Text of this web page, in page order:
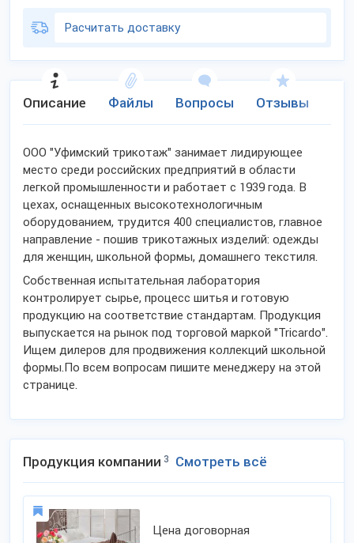
Расчитать доставку
Описание Файлы Вопросы Отзывы
ООО "Уфимский трикотаж" занимает лидирующее
место среди российских предприятий в области
легкой промышленности и работает с 1939 года. В
цехах, оснащенных высокотехнологичным
оборудованием, трудится 400 специалистов, главное
направление - пошив трикотажных изделий: одежды
для женщин, школьной формы, домашнего текстиля.
Собственная испытательная лаборатория
контролирует сырье, процесс шитья и готовую
продукцию на соответствие стандартам. Продукция
выпускается на рынок под торговой маркой "Tricardo".
Ищем дилеров для продвижения коллекций школьной
формы.По всем вопросам пишите менеджеру на этой
странице.
Продукция компании 3 Смотреть всё
Цена договорная